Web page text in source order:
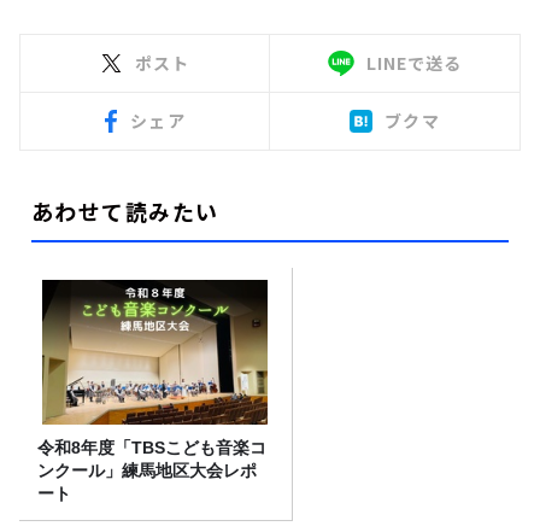
ポスト LINEで送る
シェア ブクマ
あわせて読みたい
令和8年度「TBSこども音楽コ
ンクール」練馬地区大会レポ
ート